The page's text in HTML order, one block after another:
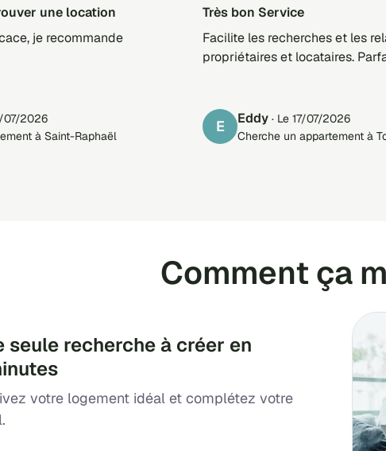
une location
je recommande
07/2026
à Saint-Raphaël
Très bon Service
Facilite les recherches et les
propriétaires et locataires.
E Eddy · Le 17/07/2026
Cherche un appartement à
Comment ça
seule recherche à créer en
votre logement idéal et complétez votre